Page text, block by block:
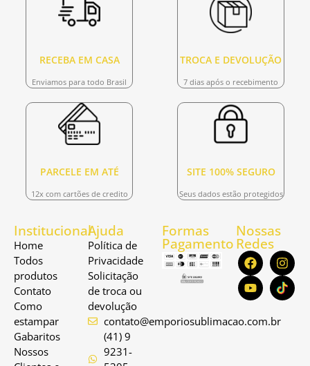
RECEBA EM CASA
Enviamos para todo Brasil
TROCA E DEVOLUÇÃO
7 dias após o recebimento
PARCELE EM ATÉ
12x com cartões de credito
SITE 100% SEGURO
Seus dados estão protegidos
Institucional
Home
Todos
produtos
Contato
Como
estampar
Gabaritos
Nossos
Ajuda
Política de
Privacidade
Solicitação
de troca ou
devolução
contato@emporiosublimacao.com.br
(41) 9
9231-
Formas
Pagamento
Nossas
Redes